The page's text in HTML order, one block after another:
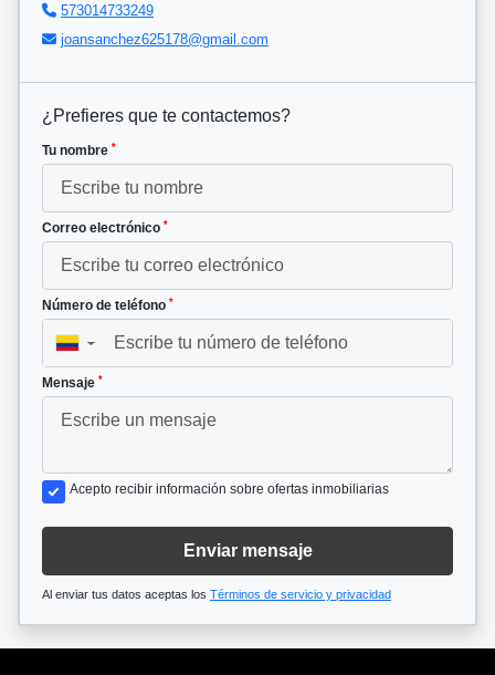
573014733249
joansanchez625178@gmail.com
¿Prefieres que te contactemos?
Tu nombre *
Correo electrónico *
Número de teléfono *
▼
Mensaje *
Acepto recibir información sobre ofertas inmobiliarias
Enviar mensaje
Al enviar tus datos aceptas los Términos de servicio y privacidad